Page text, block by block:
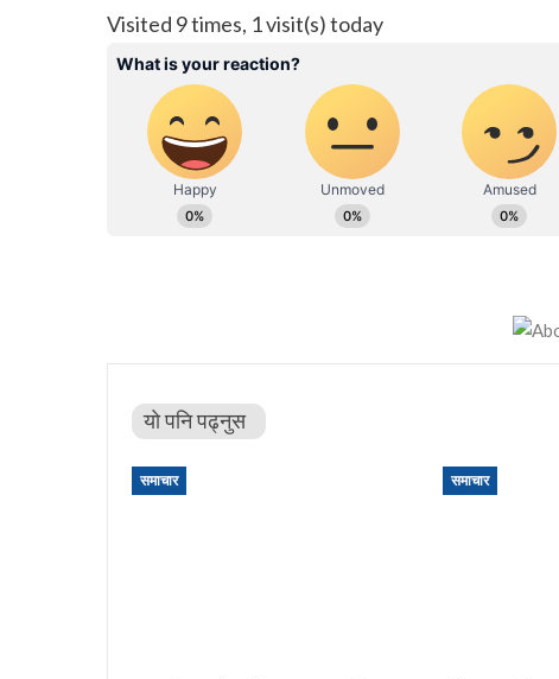
Visited 9 times, 1 visit(s) today
यो पनि पढ्नुस
समाचार समाचार